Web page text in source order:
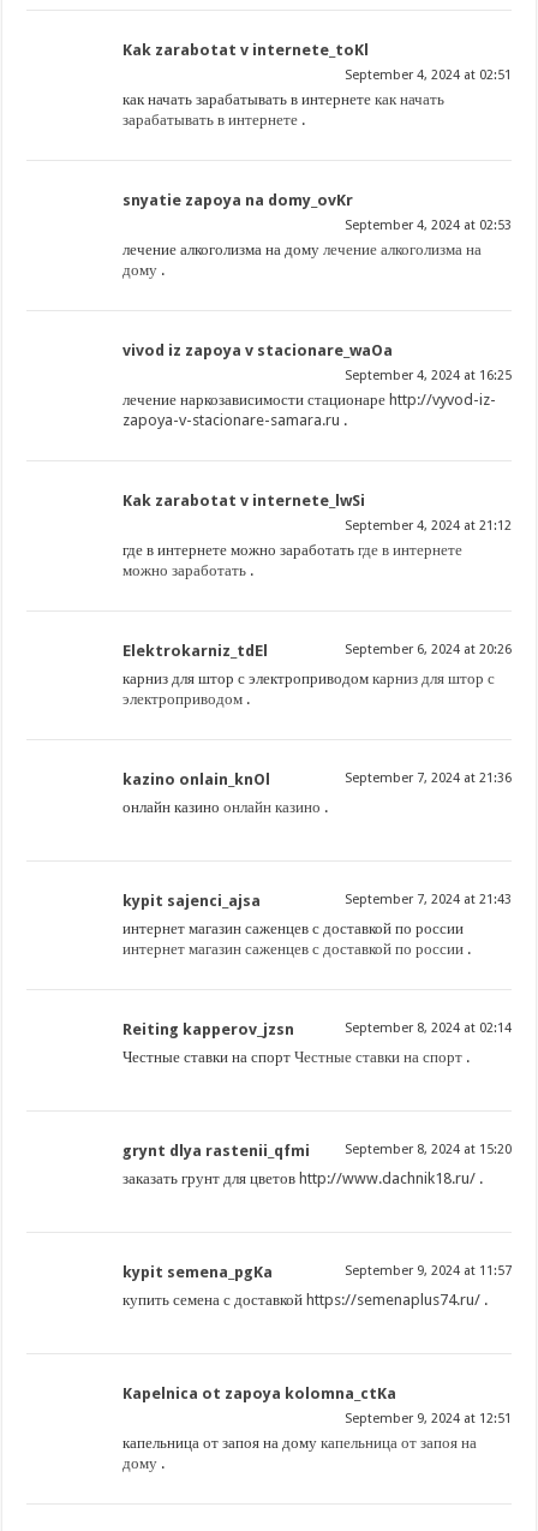
Kak zarabotat v internete_toKl
September 4, 2024 at 02:51
как начать зарабатывать в интернетекак начать
зарабатывать в интернете .
snyatie zapoya na domy_ovKr
September 4, 2024 at 02:53
лечение алкоголизма на домулечение алкоголизма на
дому .
vivod iz zapoya v stacionare_waOa
September 4, 2024 at 16:25
лечение наркозависимости стационаре http://vyvod-iz-
zapoya-v-stacionare-samara.ru .
Kak zarabotat v internete_lwSi
September 4, 2024 at 21:12
где в интернете можно заработатьгде в интернете
можно заработать .
Elektrokarniz_tdEl September 6, 2024 at 20:26
карниз для штор с электроприводомкарниз для штор с
электроприводом .
kazino onlain_knOl September 7, 2024 at 21:36
онлайн казиноонлайн казино .
kypit sajenci_ajsa September 7, 2024 at 21:43
интернет магазин саженцев с доставкой по россии
интернет магазин саженцев с доставкой по россии .
Reiting kapperov_jzsn September 8, 2024 at 02:14
Честные ставки на спортЧестные ставки на спорт .
grynt dlya rastenii_qfmi September 8, 2024 at 15:20
заказать грунт для цветов http://www.dachnik18.ru/ .
kypit semena_pgKa September 9, 2024 at 11:57
купить семена с доставкой https://semenaplus74.ru/ .
Kapelnica ot zapoya kolomna_ctKa
September 9, 2024 at 12:51
капельница от запоя на домукапельница от запоя на
дому .